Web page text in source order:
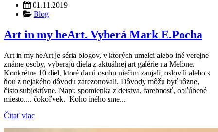
01.11.2019
Blog
Art in my heArt. Vyberá Mark E.Pocha
Art in my heArt je séria blogov, v ktorých umelci alebo iné verejne
známe osoby, vyberajú diela z aktuálnej art galérie na Melone.
Konkrétne 10 diel, ktoré danú osobu niečim zaujali, oslovili alebo s
ňou z nejakého dôvodu zarezonovali. Dôvody môžu byť rôzne,
čisto subjektívne. Napr. spomienka z detstva, farebnosť, obľúbené
miesto.... čokoľvek. Koho iného sme...
Čítať viac